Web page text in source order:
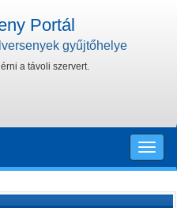
Portál
gyűjtőhelye
a távoli szervert.
Toggle